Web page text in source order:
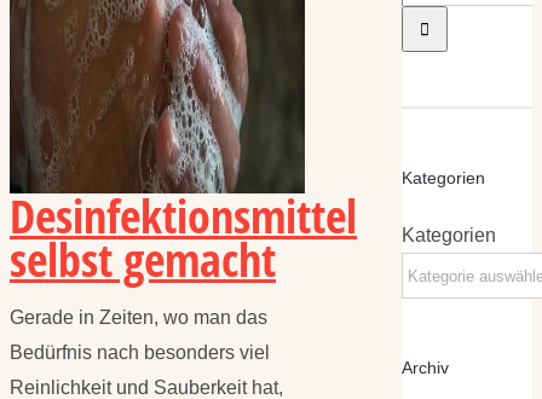
Desinfektionsmittel
selbst gemacht
Gerade in Zeiten, wo man das
Bedürfnis nach besonders viel
Reinlichkeit und Sauberkeit hat,
Kategorien
Kategorien
Archiv